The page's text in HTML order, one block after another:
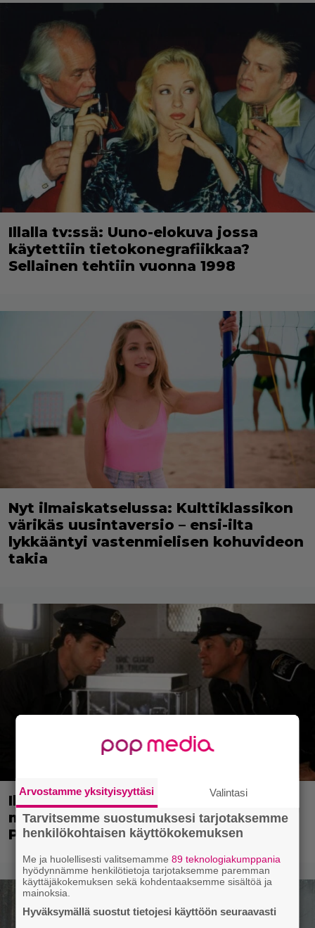
Illalla tv:ssä: Uuno-elokuva jossa
käytettiin tietokonegrafiikkaa?
Sellainen tehtiin vuonna 1998
Nyt ilmaiskatselussa: Kulttiklassikon
värikäs uusintaversio – ensi-ilta
lykkääntyi vastenmielisen kohuvideon
takia
Illalla tv:ssä: Poliisiopiston jatko-osa
missasi tulevan tähtinäyttelijän – Bill
Paxton valitsi scifi-klassikon
Arvostamme yksityisyyttäsi Valintasi
Tarvitsemme suostumuksesi tarjotaksemme
henkilökohtaisen käyttökokemuksen
Me ja huolellisesti valitsemamme89 teknologiakumppania
hyödynnämme henkilötietoja tarjotaksemme paremman
käyttäjäkokemuksen sekä kohdentaaksemme sisältöä ja
mainoksia.
Hyväksymällä suostut tietojesi käyttöön seuraavasti